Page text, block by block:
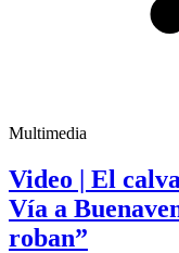
Multimedia
Video | El
Vía a
roban”